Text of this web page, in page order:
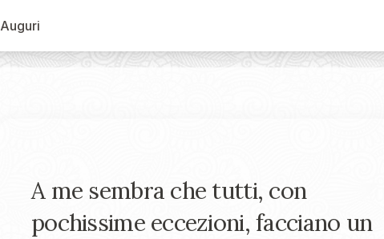
Auguri
A me sembra che tutti, con
pochissime eccezioni, facciano un